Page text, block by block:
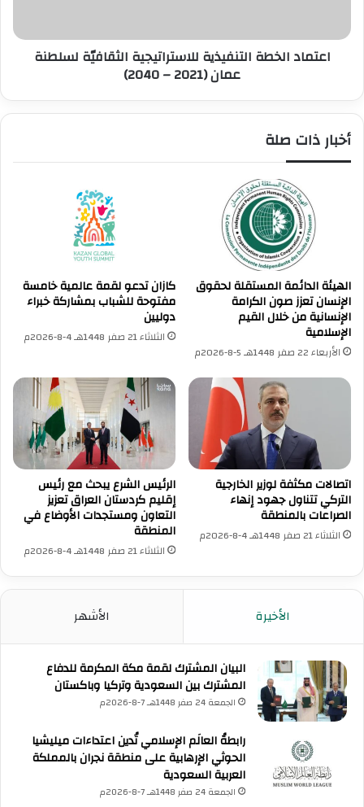
–
2040)اعتماد الخطة التنفيذية للاستراتيجية الثقافيّة لسلطنة
عمان (2021 – 2040)
أخبار ذات صلة
الهيئة الدائمة المستقلة لحقوق
الإنسان تعزز صون الكرامة
الإنسانية من خلال القيم
الإسلامية
الأربعاء 22 صفر 1448هـ 5-8-2026م
كازان تدعو لقمة عالمية خامسة
مفتوحة للشباب بمشاركة خبراء
دوليين
الثلاثاء 21 صفر 1448هـ 4-8-2026م
اتصالات مكثفة لوزير الخارجية
التركي تتناول جهود إنهاء
الصراعات بالمنطقة
الثلاثاء 21 صفر 1448هـ 4-8-2026م
الرئيس الشرع يبحث مع رئيس
إقليم كردستان العراق تعزيز
التعاون ومستجدات الأوضاع في
المنطقة
الثلاثاء 21 صفر 1448هـ 4-8-2026م
الأخيرة الأشهر
البيان المشترك لقمة مكة المكرمة للدفاع
المشترك بين السعودية وتركيا وباكستان
الجمعة 24 صفر 1448هـ 7-8-2026م
رابطةُ العالَم الإسلامي تُدين اعتداءات ميليشيا
الحوثي الإرهابية على منطقة نجران بالمملكة
العربية السعودية
الجمعة 24 صفر 1448هـ 7-8-2026م